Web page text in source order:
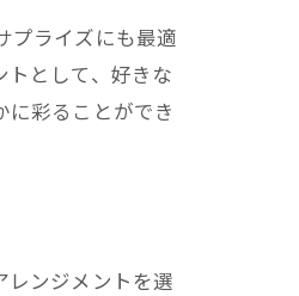
プライズにも最適
として、好きな
彩ることができ
レンジメントを選